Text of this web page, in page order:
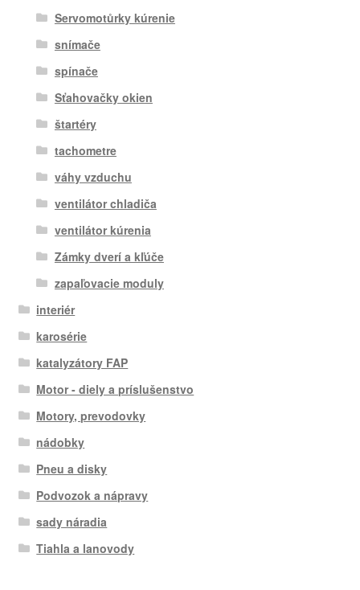
Servomotůrky kúrenie
snímače
spínače
Sťahovačky okien
štartéry
tachometre
váhy vzduchu
ventilátor chladiča
ventilátor kúrenia
Zámky dverí a kľúče
zapaľovacie moduly
interiér
karosérie
katalyzátory FAP
Motor - diely a príslušenstvo
Motory, prevodovky
nádobky
Pneu a disky
Podvozok a nápravy
sady náradia
Tiahla a lanovody